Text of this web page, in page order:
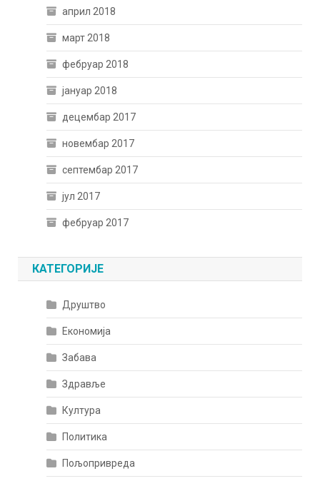
април 2018
март 2018
фебруар 2018
јануар 2018
децембар 2017
новембар 2017
септембар 2017
јул 2017
фебруар 2017
КАТЕГОРИЈЕ
Друштво
Економија
Забава
Здравље
Култура
Политика
Пољопривреда